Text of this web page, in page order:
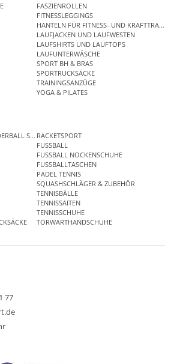
FASZIENROLLEN
FITNESSLEGGINGS
HANTELN FÜR FITNESS- UND
LAUFJACKEN UND LAUFWESTEN
LAUFSHIRTS UND LAUFTOPS
LAUFUNTERWÄSCHE
SPORT BH & BRAS
SPORTRUCKSÄCKE
TRAININGSANZÜGE
YOGA & PILATES
SETSRACKETSPORT
FUSSBALL
FUSSBALL NOCKENSCHUHE
FUSSBALLTASCHEN
PADEL TENNIS
SQUASHSCHLÄGER & ZUBEHÖR
TENNISBÄLLE
TENNISSAITEN
TENNISSCHUHE
TORWARTHANDSCHUHE
77